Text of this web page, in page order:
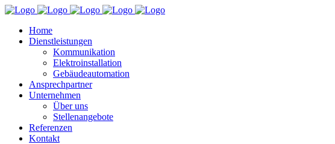
Home
Dienstleistungen
Kommunikation
Elektroinstallation
Gebäudeautomation
Ansprechpartner
Unternehmen
Über uns
Stellenangebote
Referenzen
Kontakt